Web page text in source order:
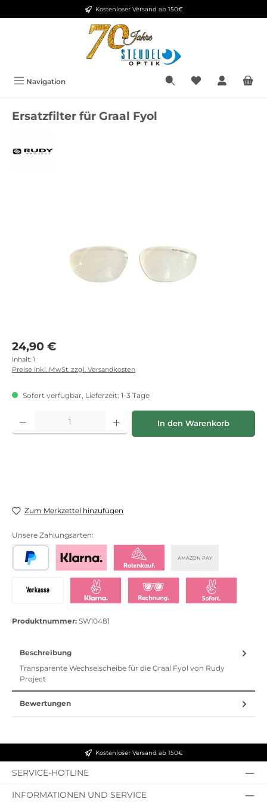
Zum Hauptinhalt springenKostenloser Versand ab 150€
Navigation
Ersatzfilter für Graal Fyol
Regulärer Preis:
24,90 €
Inhalt: 1
Preise inkl. MwSt. zzgl. Versandkosten
Sofort verfügbar, Lieferzeit: 1-3 Tage
Produkt Anzahl: Gib den gewünschten Wert ein oder benutze die
In den Warenkorb
Zum Merkzettel hinzufügen
Unsere Zahlungsarten:
AMAZON PAY
Bezahlen mit KlarnaKlarna Ratenkauf
Produktnummer: SW10481
Beschreibung
Transparente Wechselscheibe für die Graal Fyol von Rudy
Project
Bewertungen
Kostenloser Versand ab 150€
SERVICE-HOTLINE
INFORMATIONEN UND SERVICE